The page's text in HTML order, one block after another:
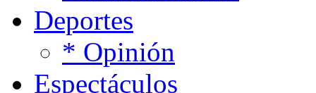
Deportes
* Opinión
Espectáculos